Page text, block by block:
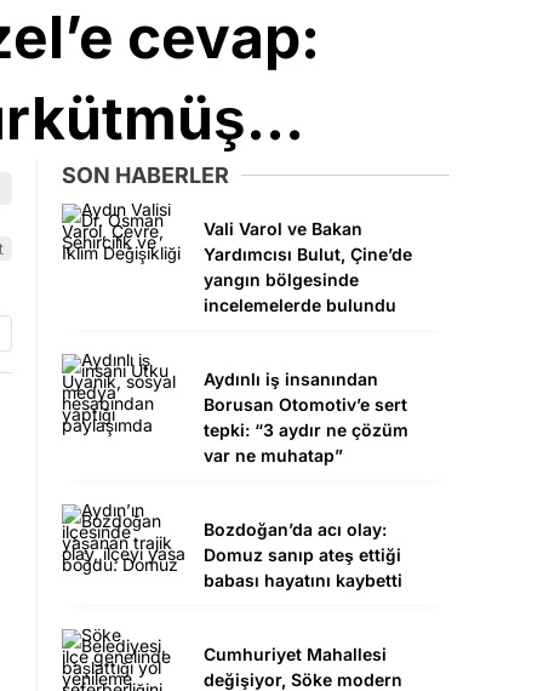
cevap:
SON HABERLER
Vali Varol ve Bakan
Yardımcısı Bulut, Çine’de
yangın bölgesinde
incelemelerde bulundu
Aydınlı iş insanından
Borusan Otomotiv’e sert
tepki: “3 aydır ne çözüm
var ne muhatap”
Bozdoğan’da acı olay:
Domuz sanıp ateş ettiği
babası hayatını kaybetti
Cumhuriyet Mahallesi
değişiyor, Söke modern